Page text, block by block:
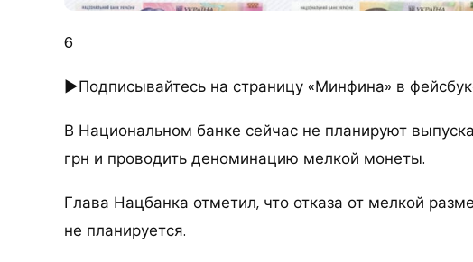
6
►Подписывайтесь на страницу «Минфина» в
В Национальном банке сейчас не планируют
грн и проводить деноминацию мелкой монеты.
Глава Нацбанка отметил, что отказа от мелкой
не планируется.